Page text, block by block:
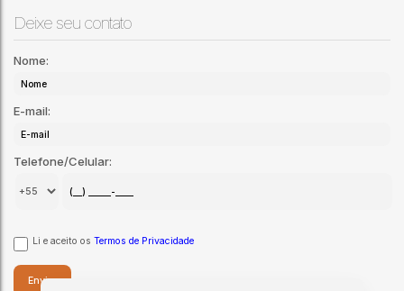
Deixe seu contato
Nome:
E-mail:
Telefone/Celular:
Li e aceito os Termos de Privacidade